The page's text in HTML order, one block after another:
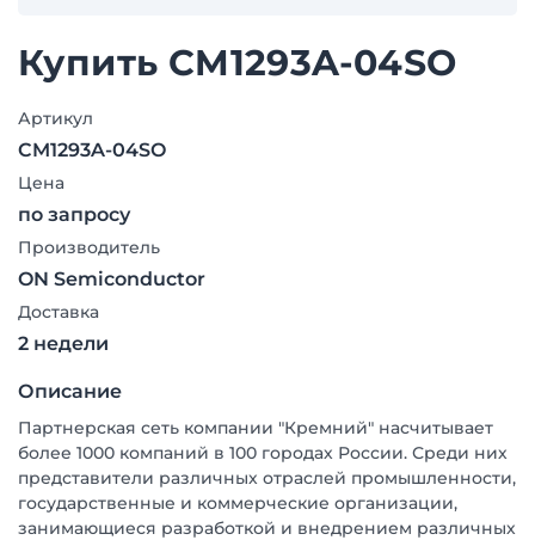
Купить CM1293A-04SO
Артикул
CM1293A-04SO
Цена
по запросу
Производитель
ON Semiconductor
Доставка
2 недели
Описание
Партнерская сеть компании "Кремний" насчитывает
более 1000 компаний в 100 городах России. Среди них
представители различных отраслей промышленности,
государственные и коммерческие организации,
занимающиеся разработкой и внедрением различных